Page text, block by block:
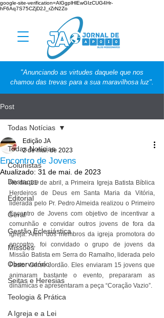
google-site-verification=AlGgplHlEwGIzCUG4Hr-
hF6Aq7S75CZjD2J_rZrN2Zo
"Anunciando as virtudes daquele que nos
chamou das trevas para a sua maravilhosa luz".
Post
Todas Notícias
Colunistas
Destaque
Editorial
Geral
Gestão Eclesiástica
Missões
Observatório
Seitas e Heresias
Teologia & Prática
A Igreja e a Lei
Todas Notícias
Encontro de Jovens
Edição JA
2 de mai. de 2023
Atualizado: 31 de mai. de 2023
No dia 21 de abril, a Primeira Igreja Batista Bíblica
Herdeiros de Deus em Santa Maria da Vitória,
liderada pelo Pr. Pedro Almeida realizou o Primeiro
Encontro de Jovens com objetivo de incentivar a
comunhão e convidar outros jovens de fora da
igreja. Além dos membros da igreja promotora do
encontro, foi convidado o grupo de jovens da
Missão Batista em Serra do Ramalho, liderada pelo
Pastor Gersé Jordão. Eles enviaram 15 jovens que
animaram bastante o evento, prepararam as
dinâmicas e apresentaram a peça “Coração Vazio”.